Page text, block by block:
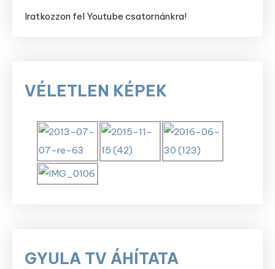
Iratkozzon fel Youtube csatornánkra!
VÉLETLEN KÉPEK
GYULA TV ÁHÍTATA